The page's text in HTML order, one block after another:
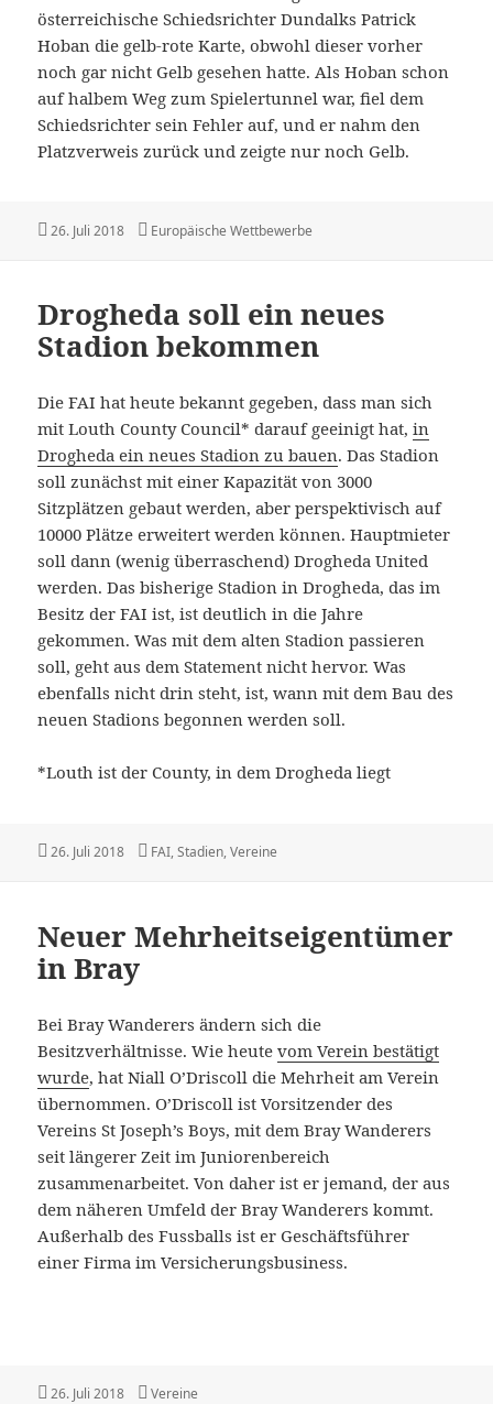
österreichische Schiedsrichter Dundalks Patrick
Hoban die gelb-rote Karte, obwohl dieser vorher
noch gar nicht Gelb gesehen hatte. Als Hoban schon
auf halbem Weg zum Spielertunnel war, fiel dem
Schiedsrichter sein Fehler auf, und er nahm den
Platzverweis zurück und zeigte nur noch Gelb.
Veröffentlicht
26. Juli 2018 Kategorien
Europäische Wettbewerbe
Drogheda soll ein neues
Stadion bekommen
Die FAI hat heute bekannt gegeben, dass man sich
mit Louth County Council* darauf geeinigt hat,in
Drogheda ein neues Stadion zu bauen. Das Stadion
soll zunächst mit einer Kapazität von 3000
Sitzplätzen gebaut werden, aber perspektivisch auf
10000 Plätze erweitert werden können. Hauptmieter
soll dann (wenig überraschend) Drogheda United
werden. Das bisherige Stadion in Drogheda, das im
Besitz der FAI ist, ist deutlich in die Jahre
gekommen. Was mit dem alten Stadion passieren
soll, geht aus dem Statement nicht hervor. Was
ebenfalls nicht drin steht, ist, wann mit dem Bau des
neuen Stadions begonnen werden soll.
*Louth ist der County, in dem Drogheda liegt
Veröffentlicht
26. Juli 2018 Kategorien
FAI,Stadien,Vereine
Neuer Mehrheitseigentümer
in Bray
Bei Bray Wanderers ändern sich die
Besitzverhältnisse. Wie heutevom Verein bestätigt
wurde, hat Niall O’Driscoll die Mehrheit am Verein
übernommen. O’Driscoll ist Vorsitzender des
Vereins St Joseph’s Boys, mit dem Bray Wanderers
seit längerer Zeit im Juniorenbereich
zusammenarbeitet. Von daher ist er jemand, der aus
dem näheren Umfeld der Bray Wanderers kommt.
Außerhalb des Fussballs ist er Geschäftsführer
einer Firma im Versicherungsbusiness.
Veröffentlicht
26. Juli 2018 Kategorien
Vereine